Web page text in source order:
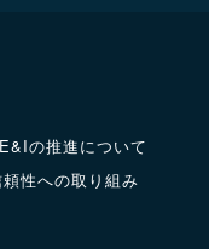
の推進について
性への取り組み